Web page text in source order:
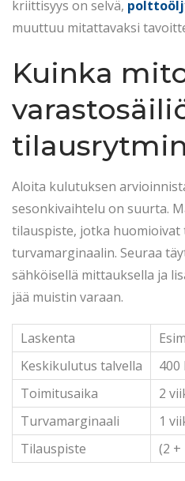
kriittisyys on selvä,
muuttuu mitattavaksi
Kuinka
tilausrytmin
Aloita kulutuksen
sesonkivaihtelu on suurta.
tilauspiste, jotka huomioivat
turvamarginaalin. Seuraa
sähköisellä mittauksella ja
jää muistin varaan.
Laskenta
Keskikulutus talvella
400
Toimitusaika
2
Turvamarginaali
1
Tilauspiste
(2 +